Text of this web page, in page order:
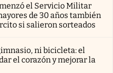
el Servicio Militar
de 30 años también
si salieron sorteados
ni bicicleta: el
el corazón y mejorar la